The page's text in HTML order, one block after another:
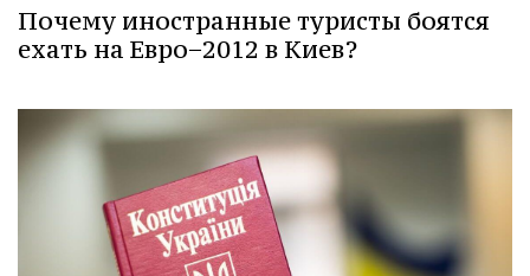
Почему иностранные туристы боятся
ехать на Евро−2012 в Киев?